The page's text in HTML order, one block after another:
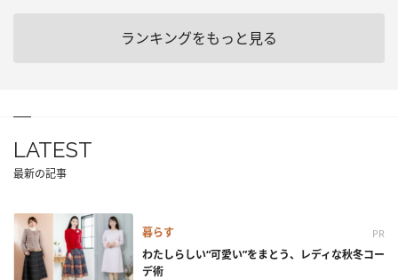
ランキングをもっと見る
LATEST
最新の記事
暮らす PR
わたしらしい“可愛い”をまとう、レディな秋冬コー
デ術